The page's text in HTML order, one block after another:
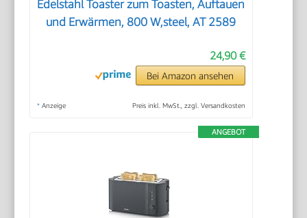
Edelstahl Toaster zum Toasten, Auftauen
und Erwärmen, 800 W,steel, AT 2589
24,90 €
Bei Amazon ansehen
* Anzeige Preis inkl. MwSt., zzgl. Versandkosten
ANGEBOT